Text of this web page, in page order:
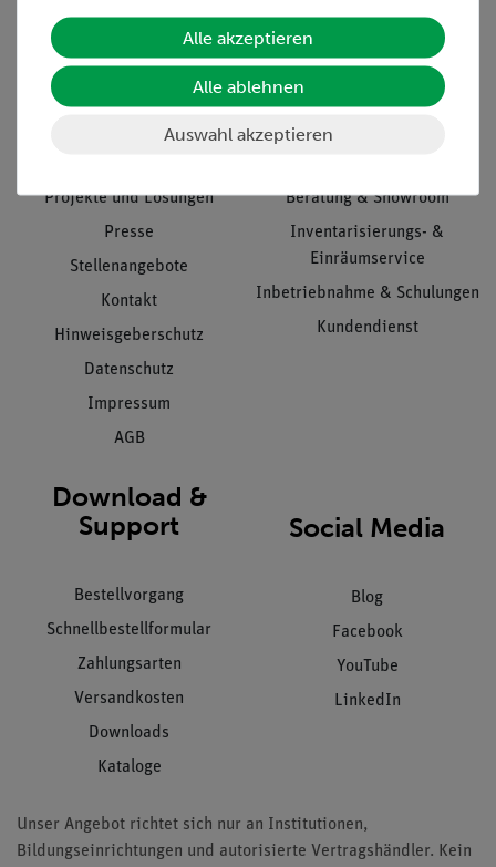
Informationen
Projekte und Lösungen
Presse
Stellenangebote
Kontakt
Hinweisgeberschutz
Datenschutz
Impressum
AGB
Beratung & Showroom
Inventarisierungs- &
Einräumservice
Inbetriebnahme & Schulungen
Kundendienst
Download &
Support
Bestellvorgang
Schnellbestellformular
Zahlungsarten
Versandkosten
Downloads
Kataloge
Social Media
Blog
Facebook
YouTube
LinkedIn
Unser Angebot richtet sich nur an Institutionen,
Bildungseinrichtungen und autorisierte Vertragshändler. Kein
Alle akzeptieren
Alle ablehnen
Auswahl akzeptieren